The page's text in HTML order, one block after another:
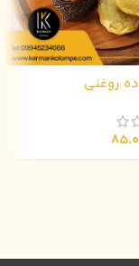
روغنی